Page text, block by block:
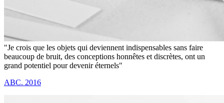
"Je crois que les objets qui deviennent indispensables sans faire
beaucoup de bruit, des conceptions honnêtes et discrètes, ont un
grand potentiel pour devenir éternels"
ABC. 2016